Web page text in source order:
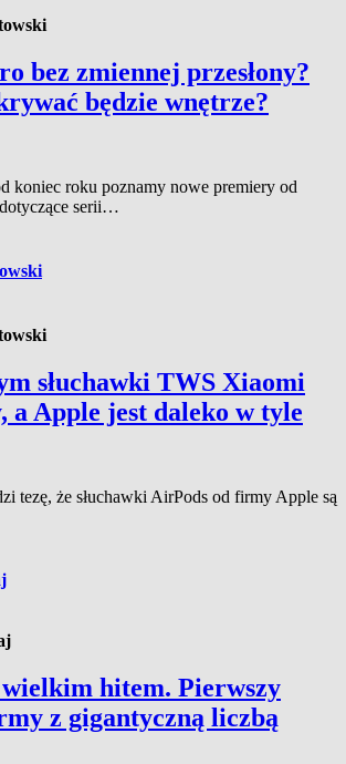
bez zmiennej przesłony?
będzie wnętrze?
koniec roku poznamy nowe premiery od
serii…
słuchawki TWS Xiaomi
a Apple jest daleko w tyle
tezę, że słuchawki AirPods od firmy Apple są
hitem. Pierwszy
z gigantyczną liczbą